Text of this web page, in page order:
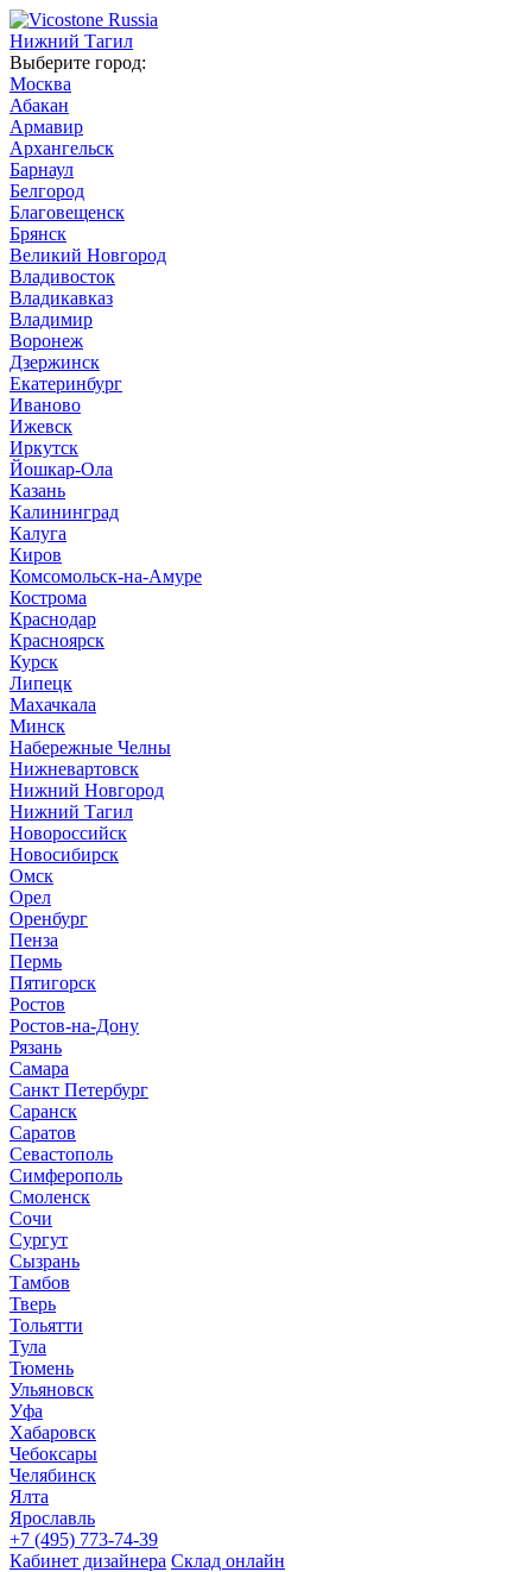
Нижний Тагил
Выберите город:
Москва
Абакан
Армавир
Архангельск
Барнаул
Белгород
Благовещенск
Брянск
Великий Новгород
Владивосток
Владикавказ
Владимир
Воронеж
Дзержинск
Екатеринбург
Иваново
Ижевск
Иркутск
Йошкар-Ола
Казань
Калининград
Калуга
Киров
Комсомольск-на-Амуре
Кострома
Краснодар
Красноярск
Курск
Липецк
Махачкала
Минск
Набережные Челны
Нижневартовск
Нижний Новгород
Нижний Тагил
Новороссийск
Новосибирск
Омск
Орел
Оренбург
Пенза
Пермь
Пятигорск
Ростов
Ростов-на-Дону
Рязань
Самара
Санкт Петербург
Саранск
Саратов
Севастополь
Симферополь
Смоленск
Сочи
Сургут
Сызрань
Тамбов
Тверь
Тольятти
Тула
Тюмень
Ульяновск
Уфа
Хабаровск
Чебоксары
Челябинск
Ялта
Ярославль
+7 (495) 773-74-39
Кабинет дизайнера Склад онлайн